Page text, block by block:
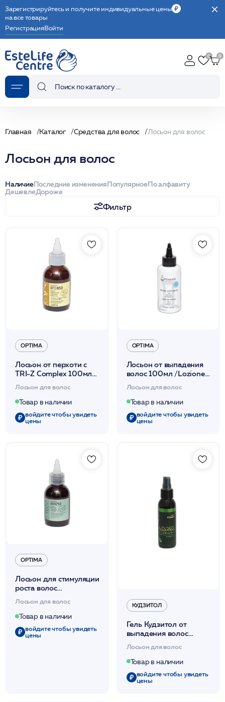
Зарегистрируйтесь и получите индивидуальные цены
на все товары
РегистрацияВойти
Главная Каталог Средства для волос Лосьон для волос
Лосьон для волос
НаличиеПоследние измененияПопулярноеПо алфавиту
ДешевлеДороже
Фильтр
OPTIMA
Лосьон от перхоти с
TRI-Z Complex 100мл
/Optima*
Лосьон для волос
Товар в наличии
войдите чтобы увидеть
цены
OPTIMA
Лосьон от выпадения
волос 100мл /Lozione
Лосьон для волос
Товар в наличии
войдите чтобы увидеть
цены
OPTIMA
Лосьон для стимуляции
роста волос
Микроксидил 100мл
/Lozione U.R.T.O.750
/Optima*
Лосьон для волос
Товар в наличии
войдите чтобы увидеть
цены
КУДЗИТОЛ
Гель Кудзитол от
выпадения волос
100мл *
Лосьон для волос
Товар в наличии
войдите чтобы увидеть
цены